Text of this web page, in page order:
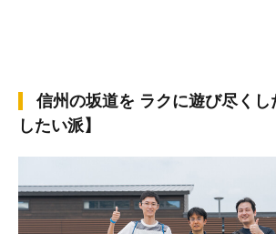
信州の坂道を ラクに遊び尽くし
したい派】